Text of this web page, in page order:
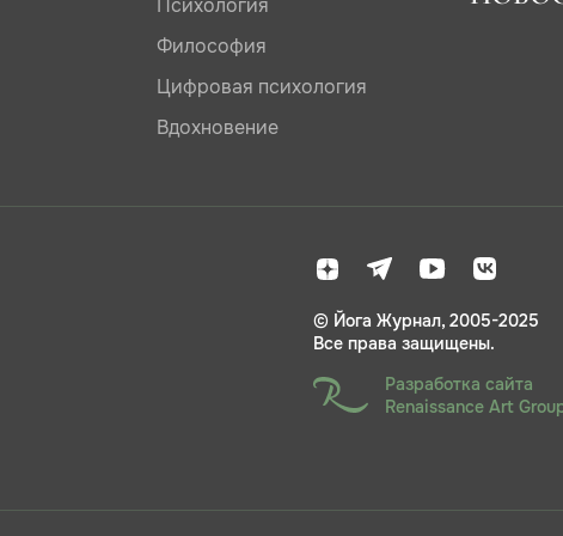
Психология
Философия
Цифровая психология
Вдохновение
© Йога Журнал, 2005-2025
Все права защищены.
Разработка сайта
Renaissance Art